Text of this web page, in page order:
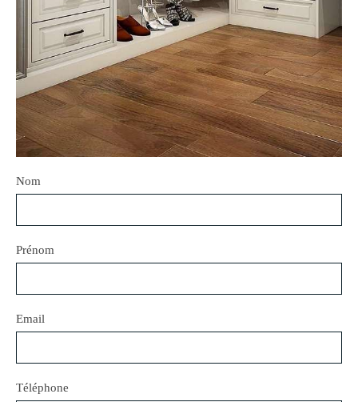
Nom
Prénom
Email
Téléphone